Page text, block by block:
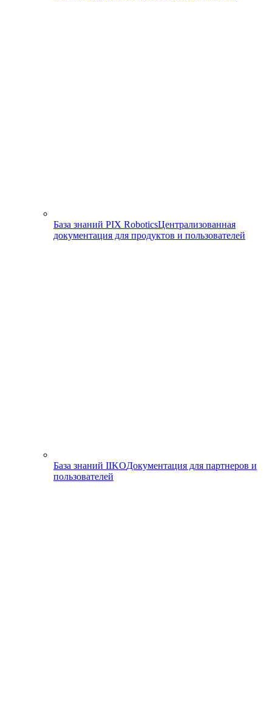
База знаний PIX RoboticsЦентрализованная
документация для продуктов и пользователей
База знаний IIKOДокументация для партнеров и
пользователей